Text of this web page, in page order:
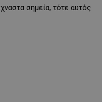
σημεία, τότε αυτός